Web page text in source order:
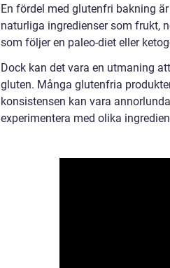
En fördel med glutenfri bakning
naturliga ingredienser som frukt,
som följer en paleo-diet eller
Dock kan det vara en utmaning
gluten. Många glutenfria
konsistensen kan vara
experimentera med olika